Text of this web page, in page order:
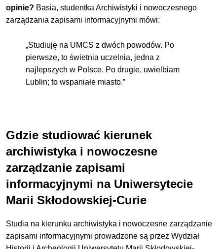
opinie? Basia, studentka Archiwistyki i nowoczesnego
zarządzania zapisami informacyjnymi mówi:
„Studiuję na UMCS z dwóch powodów. Po
pierwsze, to świetnia uczelnia, jedna z
najlepszych w Polsce. Po drugie, uwielbiam
Lublin; to wspaniałe miasto.”
Gdzie studiować kierunek
archiwistyka i nowoczesne
zarządzanie zapisami
informacyjnymi na Uniwersytecie
Marii Skłodowskiej-Curie
Studia na kierunkuarchiwistyka i nowoczesne zarządzanie
zapisami informacyjnymi prowadzone są przez Wydział